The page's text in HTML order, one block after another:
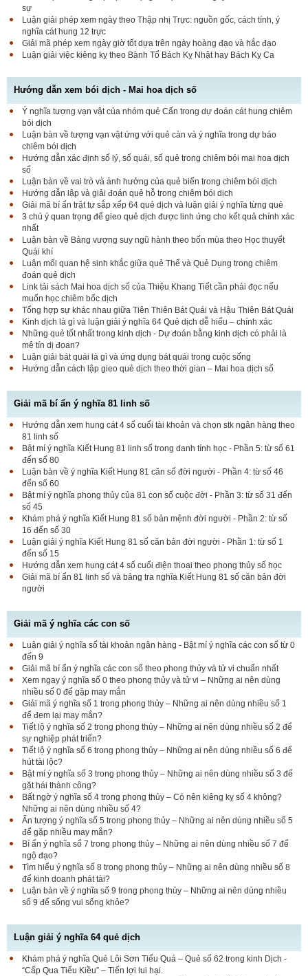
sự
Luận giải phép xem ngày theo Thập nhị Trực: nguồn gốc, cách tính, ý
nghĩa cát hung 12 trực
Giải mã phép xem ngày giờ tốt dựa trên ngày hoàng đạo và hắc đạo
Luận giải việc kiêng kỵ theo Bành Tổ Bách Kỵ Nhật hay Bách Kỵ Ca
Hướng dẫn xem bói dịch - Mai hoa dịch số
Ý nghĩa tượng vạn vật của nhóm quẻ Cấn trong dự đoán cát hung chiêm
bói dịch
Luận bàn về tượng vạn vật ứng với quẻ càn và ý nghĩa trong dự báo
chiêm bói dịch
Hướng dẫn xác định số lý, số quái, số quẻ trong chiêm bói mai hoa dịch
số
Luận bàn về vai trò và ảnh hưởng của quẻ biến trong chiêm bói dịch
Hướng dẫn lập và giải đoán quẻ hỗ trong chiêm bói dịch
Giải mã bí ấn trật tự sắp xếp 64 quẻ dịch và luận giải ý nghĩa từng quẻ
3 chú ý quan trọng để gieo quẻ dịch được linh ứng cho kết quả chính xác
nhất
Luận bàn về Bảng vượng suy ngũ hành theo bốn mùa theo Học thuyết
Quái khí
Luận mối quan hệ sinh khắc giữa quẻ Thể và Quẻ Dụng trong chiêm
đoán quẻ dịch
Link tải sách Mai hoa dịch số của Thiệu Khang Tiết cần phải đọc nếu
muốn học chiêm bốc dịch
Tổng hợp sự khác nhau giữa Tiên Thiên Bát Quái và Hậu Thiên Bát Quái
Kinh dịch là gì và luận giải ý nghĩa 64 Quẻ dịch dễ hiểu – chính xác
Những quẻ tốt nhất trong kinh dịch - Dự đoán bằng kinh dịch có phải là
mê tín dị đoan?
Luận giải bát quái là gì và ứng dụng bát quái trong cuộc sống
Hướng dẫn cách lập gieo quẻ dịch theo thời gian – Mai hoa dịch số
Giải mã bí ẩn ý nghĩa 81 linh số
Hướng dẫn xem hung cát 4 số cuối tài khoản và chọn stk ngân hàng theo
81 linh số
Bật mí ý nghĩa Kiết Hung 81 linh số trong danh tính học - Phần 5: từ số 61
đến số 80
Luận bàn về ý nghĩa Kiết Hung 81 căn số đời người - Phần 4: từ số 46
đến số 60
Bật mí ý nghĩa phong thủy của 81 con số cuộc đời - Phần 3: từ số 31 đến
số 45
Khám phá ý nghĩa Kiết Hung 81 số bản mệnh đời người - Phần 2: từ số
16 đến số 30
Luận giải ý nghĩa Kiết Hung 81 số căn bản đời người - Phần 1: từ số 1
đến số 15
Hướng dẫn xem hung cát 4 số cuối điện thoại theo phong thủy số học
Giải mã bí ẩn 81 linh số và bảng tra nghĩa Kiết Hung 81 số căn bản đời
người
Giải mã ý nghĩa các con số
Luận giải ý nghĩa số tài khoản ngân hàng - Bật mí ý nghĩa các con số từ 0
đến 9
Giải mã bí ẩn ý nghĩa các con số theo phong thủy và tử vi chuẩn nhất
Xem ngay ý nghĩa số 0 theo phong thủy và tử vi – Những ai nên dùng
nhiều số 0 để gặp may mắn
Giải mã ý nghĩa số 1 trong phong thủy – Những ai nên dùng nhiều số 1
để đem lại may mắn?
Tiết lộ ý nghĩa số 2 trong phong thủy – Những ai nên dùng nhiều số 2 để
sự nghiệp phát triển?
Tiết lộ ý nghĩa số 6 trong phong thủy – Những ai nên dùng nhiều số 6 để
hút tài lộc?
Bật mí ý nghĩa số 3 trong phong thủy – Những ai nên dùng nhiều số 3 để
gặt hái thành công?
Bất ngờ ý nghĩa số 4 trong phong thủy – Có nên kiêng kỵ số 4 không?
Những ai nên dùng nhiều số 4?
Ấn tượng ý nghĩa số 5 trong phong thủy – Những ai nên dùng nhiều số 5
để gặp nhiều may mắn?
Bí ẩn ý nghĩa số 7 trong phong thủy – Những ai nên dùng nhiều số 7 để
ngộ đạo?
Tìm hiểu ý nghĩa số 8 trong phong thủy – Những ai nên dùng nhiều số 8
để kinh doanh phát tài?
Luận bàn về ý nghĩa số 9 trong phong thủy – Những ai nên dùng nhiều
số 9 để sống vui sống khỏe?
Luận giải ý nghĩa 64 quẻ dịch
Khám phá ý nghĩa Quẻ Lôi Sơn Tiểu Quá – Quẻ số 62 trong kinh Dịch -
“Cấp Qua Tiểu Kiều” – Tiến lợi lui hại.